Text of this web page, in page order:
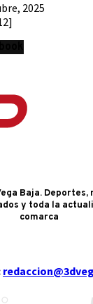
2025
Baja.
y toda la
comarca